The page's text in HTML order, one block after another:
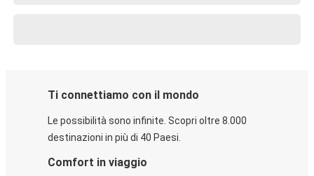
Ti connettiamo con il mondo
Le possibilità sono infinite. Scopri oltre 8.000
destinazioni in più di 40 Paesi.
Comfort in viaggio